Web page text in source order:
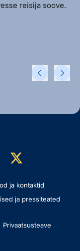
reisija soove.
ja kontaktid
ja pressiteated
Privaatsusteave